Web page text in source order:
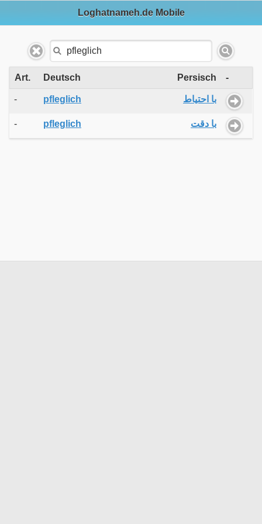
Loghatnameh.de Mobile
Art. Deutsch Persisch -
- pfleglich با احتیاط
- pfleglich با دقت